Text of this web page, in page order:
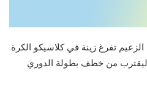
تفرغ زينة في كلاسيكو الكرة
ليقترب من خطف بطولة الدوري